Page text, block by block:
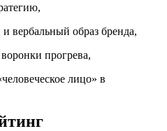
вербальный образ бренда,
прогрева,
лицо» в